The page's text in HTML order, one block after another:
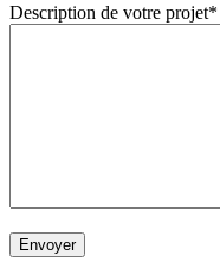
Description de votre projet*